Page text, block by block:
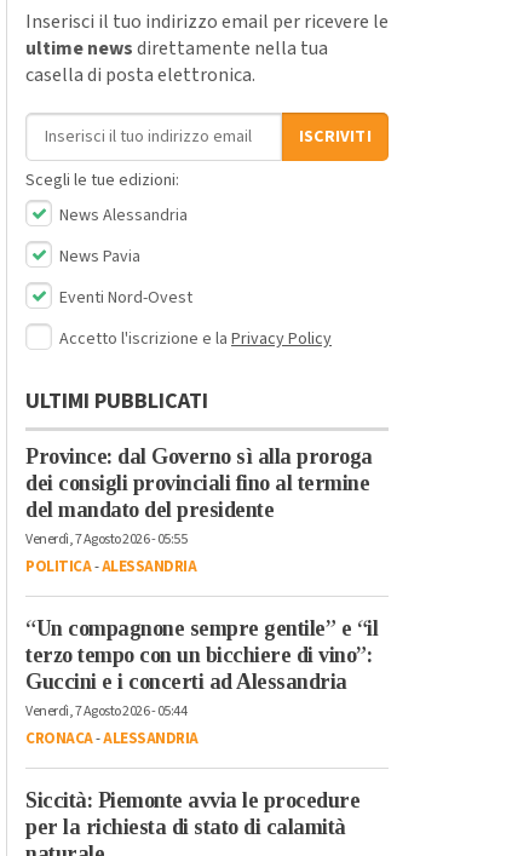
Inserisci il tuo indirizzo email per ricevere le
ultime newsdirettamente nella tua
casella di posta elettronica.
Indirizzo email
ISCRIVITI
Scegli le tue edizioni:
News Alessandria
News Pavia
Eventi Nord-Ovest
Accetto l'iscrizione e la Privacy Policy
ULTIMI PUBBLICATI
Province: dal Governo sì alla proroga
dei consigli provinciali fino al termine
del mandato del presidente
Venerdì, 7 Agosto 2026 - 05:55
POLITICA-ALESSANDRIA
“Un compagnone sempre gentile” e “il
terzo tempo con un bicchiere di vino”:
Guccini e i concerti ad Alessandria
Venerdì, 7 Agosto 2026 - 05:44
CRONACA-ALESSANDRIA
Siccità: Piemonte avvia le procedure
per la richiesta di stato di calamità